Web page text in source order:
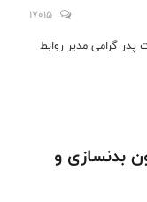
17015
گرامی مدیر روابط
بدنسازی و